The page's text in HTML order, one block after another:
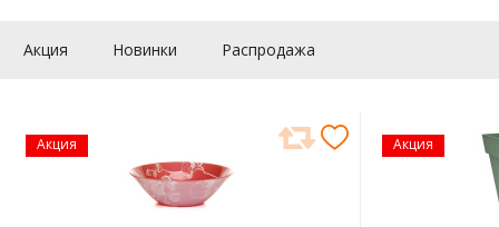
Акция Новинки Распродажа
Акция Акция